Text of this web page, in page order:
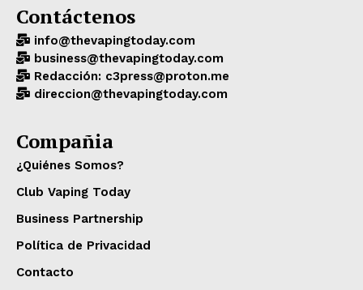
Contáctenos
info@thevapingtoday.com
business@thevapingtoday.com
Redacción: c3press@proton.me
direccion@thevapingtoday.com
Compañia
¿Quiénes Somos?
Club Vaping Today
Business Partnership
Política de Privacidad
Contacto